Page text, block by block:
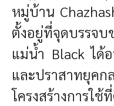
หมู่บ้าน
ตั้งอยู่ที่จุดบรรจ
แม่น้ำ Black ได้
และปราสาทยุคก
โครงสร้างการใ